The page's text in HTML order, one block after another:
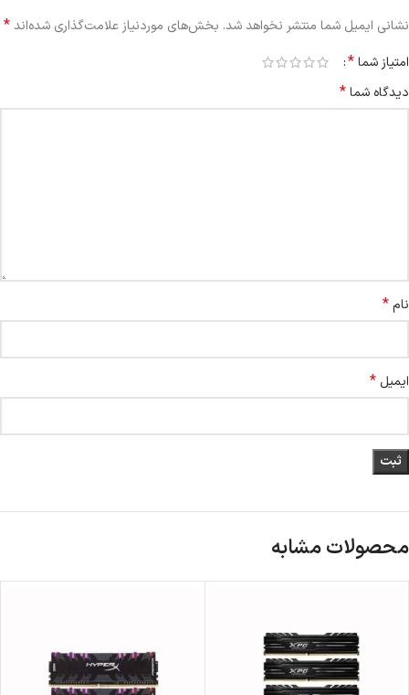
نشانی ایمیل شما منتشر نخواهد شد. بخش‌های موردنیاز علامت‌گذاری شده‌اند*
امتیاز شما*
دیدگاه شما*
نام*
ایمیل *
محصولات مشابه